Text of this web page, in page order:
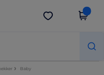
Last ned app
Baby